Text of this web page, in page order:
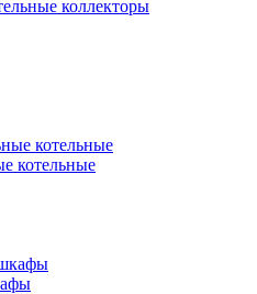
коллекторы
котельные